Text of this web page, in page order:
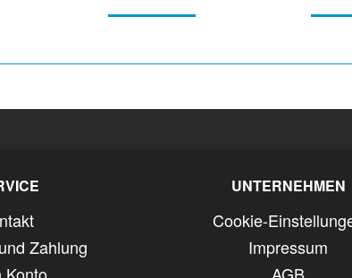
Zahlung
UNTERNEHMEN
Cookie-
Impressum